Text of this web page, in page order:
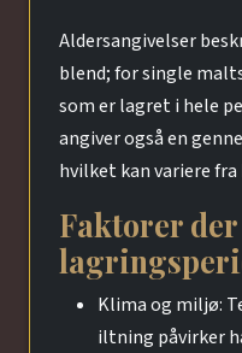
Aldersangivelser
blend; for single
som er lagret i hele
angiver også en
hvilket kan variere
Faktorer
Klima og miljø:
iltning påvirker